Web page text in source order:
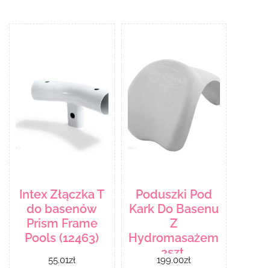
Intex Złączka T
do basenów
Prism Frame
Pools (12463)
55.01zł
Poduszki Pod
Kark Do Basenu
Z
Hydromasażem
2szt.
199.00zł